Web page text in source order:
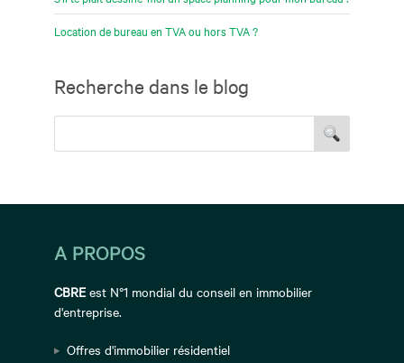
Location de bureau en TVA ou hors TVA ?
Recherche dans le blog
A PROPOS
CBREest N°1 mondial du conseil en immobilier
d'entreprise.
Offres d'immobilier résidentiel